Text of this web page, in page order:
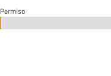
Permiso